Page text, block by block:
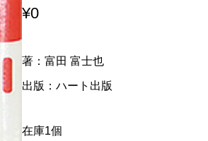
¥0
著：富田 富士也
出版：ハート出版
在庫1個